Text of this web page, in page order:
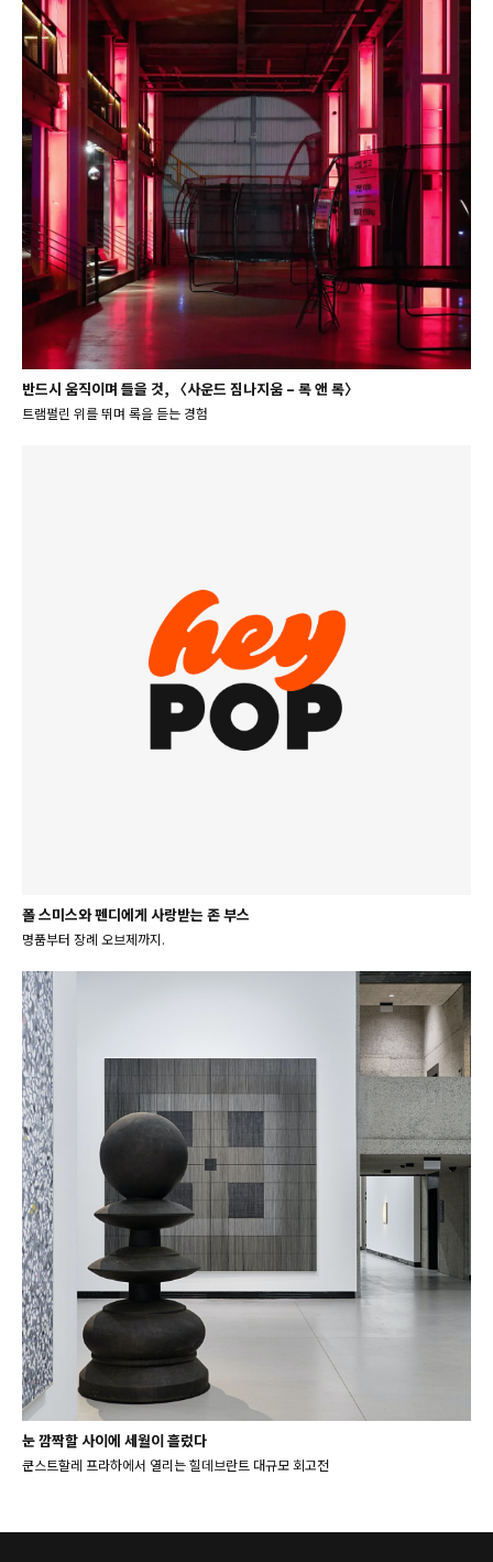
반드시 움직이며 들을 것, 〈사운드 짐나지움 – 록 앤 록〉
트램펄린 위를 뛰며 록을 듣는 경험
폴 스미스와 펜디에게 사랑받는 존 부스
명품부터 장례 오브제까지.
눈 깜짝할 사이에 세월이 흘렀다
쿤스트할레 프라하에서 열리는 힐데브란트 대규모 회고전